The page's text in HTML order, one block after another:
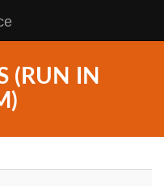
(RUN IN